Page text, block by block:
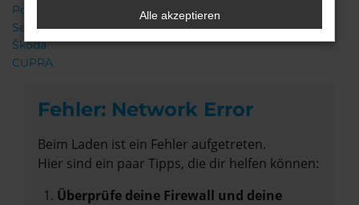
Porsche
Seat
Škoda
CUPRA
Fehler: Network Error
Beim Laden ist ein Fehler aufgetreten.
Hier sind ein paar Tipps, die dir helfen können:
Überprüfe deine Firewall und deine
Alle akzeptieren